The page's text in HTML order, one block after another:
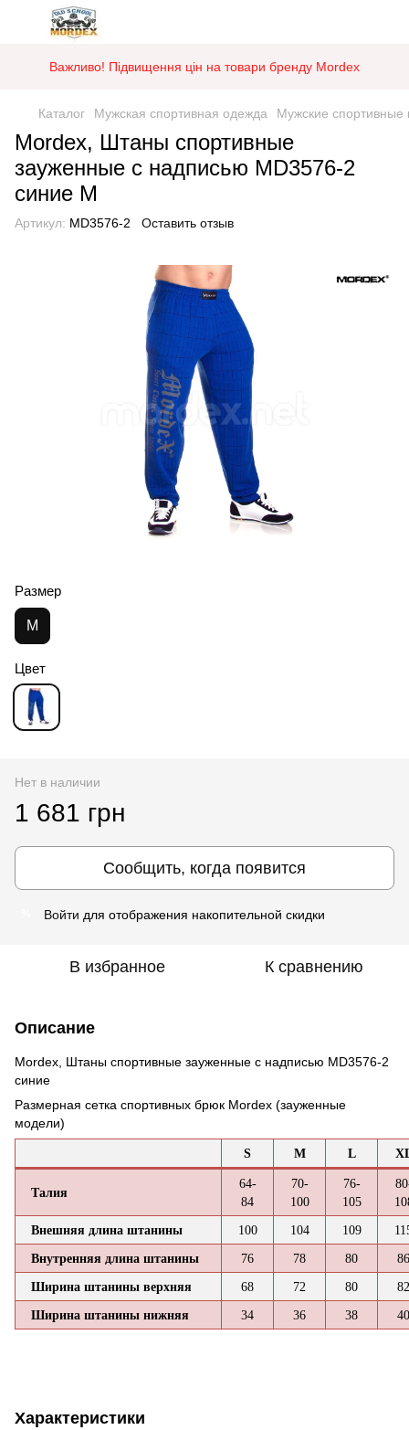
Важливо! Підвищення цін на товари бренду Mordex
Каталог Мужская спортивная одежда Мужские
Mordex, Штаны спортивные
зауженные с надписью MD3576-2
синие M
Артикул: MD3576-2 Оставить отзыв
Размер
M
Цвет
Нет в наличии
1 681 грн
Сообщить, когда появится
Войти для отображения накопительной скидки
В избранное К сравнению
Описание
Mordex, Штаны спортивные зауженные с надписью MD3576-2
синие
Размерная сетка спортивных брюк Mordex (зауженные
модели)
S M L
Талия
64-
84
70-
100
76-
105
Внешняя длина штанины 100 104 109
Внутренняя длина штанины 76 78 80 86
Ширина штанины верхняя 68 72 80 82
Ширина штанины нижняя 34 36 38 40
Характеристики